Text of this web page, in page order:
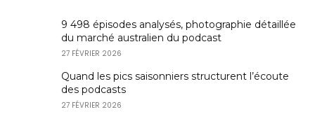
9 498 épisodes analysés, photographie détaillée
du marché australien du podcast
27 FÉVRIER 2026
Quand les pics saisonniers structurent l’écoute
des podcasts
27 FÉVRIER 2026